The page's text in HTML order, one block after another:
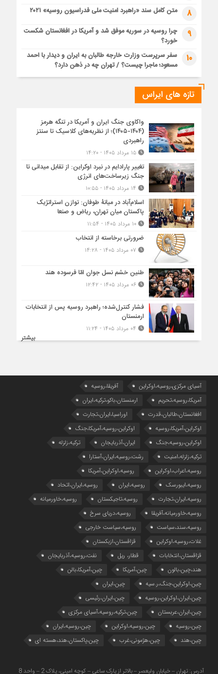
8 متن کامل سند «راهبرد امنیت ملی فدراسیون روسیه» ۲۰۲۱
9
چرا روسیه در سوریه موفق شد و آمریکا در افغانستان شکست
خورد؟
10
سفر سرپرست وزارت خارجه طالبان به ایران و دیدار با احمد
مسعود؛ ماجرا چیست؟ / تهران چه در ذهن دارد؟
تازه های ایراس
واکاوی جنگ ایران و آمریکا در تنگه هرمز
(۱۴۰۴-۱۴۰۵)؛ از نظریه‌های کلاسیک تا سنتز
راهبردی
۱۵ مرداد ۱۴۰۵ - ۱۴:۲۰
تغییر پارادایم در نبرد اوکراین: از تقابل میدانی تا
جنگ زیرساخت‌های انرژی
اسلام‌آباد در میانۀ طوفان: توازن استراتژیک
پاکستان میان تهران، ریاض و صنعا
۱۰ مرداد ۱۴۰۵ - ۱۱:۵۴
ضرورتی برخاسته از انتخاب
طنین خشم نسل جوان امّا فرسوده هند
۰۶ مرداد ۱۴۰۵ - ۱۲:۴۲
فشار کنترل‌شده؛ راهبرد روسیه پس از انتخابات
ارمنستان
بیشتر
آسیای مرکزی،روسیه،اوکراین
آفریقا،روسیه
آمریکا،روسیه،تحریم
ارمنستان،باکو،ترکیه،ایران
افغانستان،طالبان،قدرت
اوراسیا،ایران،تجارت
اوکراین،آمریکا،روسیه
اوکراین،روسیه،آمریکا،جنگ
اوکراین،روسیه،جنگ
ایران،آذربایجان
ترکیه،زلزله
ترکیه،زلزله،امنیت
رشت،روسیه،ایران،آستارا
روسیه،اعراب،اوکراین
روسیه،اوکراین،آمریکا
روسیه،ایبورسک
روسیه،ایران
روسیه،ایران،اتحاد
روسیه،ایران،تجارت
روسیه،تاجیکستان
روسیه،خاورمیانه
روسیه،خاورمیانه،آفریقا
روسیه،دریای سرخ
روسیه،سند،سیاست
روسیه،سیاست خارجی
غلات،روسیه،اوکراین
قزاقستان،ازبکستان
قزاقستان،انتخابات
قطار، ریل
نفت،روسیه،آذربایجان
هند،چین،بالون
چین،آمریکا
چین،آمریکا،بالن
چین،اوکراین،جنگ،ر.سیه
چین،ایران
چین،ایران،اوکراین،روسیه
چین،ایران،رئیسی
چین،ایران،عربستان
چین،ترکیه،روسیه،آسیای مرکزی
چین،روسیه
چین،روسیه،اوکراین
چین،روسیه،ایران
چین،هند
چین،هژمونی،غرب چین،پاکستان،هند،هسته ای